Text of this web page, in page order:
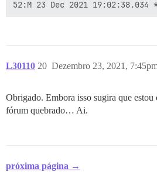
L30110 Dezembro 23, 2021,
20
Obrigado. Embora isso sugira que
fórum quebrado… Ai.
próxima página →